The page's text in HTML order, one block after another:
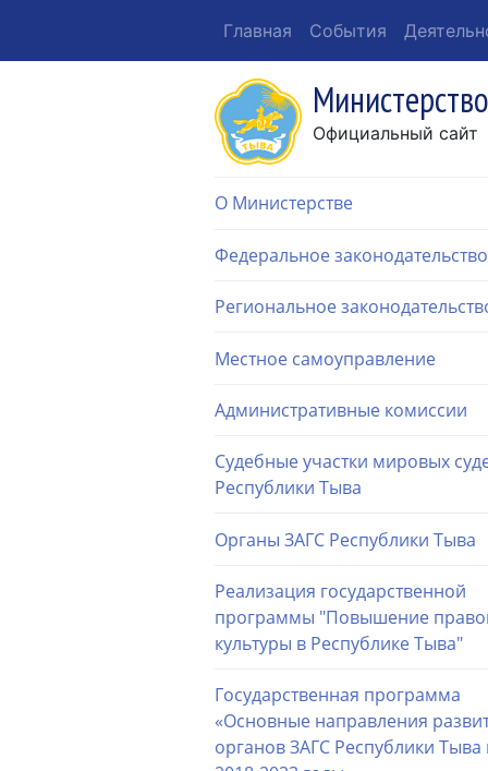
Главная События
Официальный сайт
О Министерстве
Федеральное законодательство
Региональное
Местное самоуправление
Административные комиссии
Судебные участки мировых
Республики Тыва
Органы ЗАГС Республики Тыва
Реализация государственной
программы "Повышение
культуры в Республике Тыва"
Государственная программа
«Основные направления
органов ЗАГС Республики Тыва